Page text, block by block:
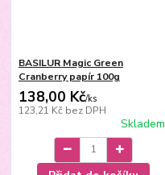
BASILUR Magic Green
Cranberry papír 100g
138,00 Kč/ks
123,21 Kč bez DPH
Skladem